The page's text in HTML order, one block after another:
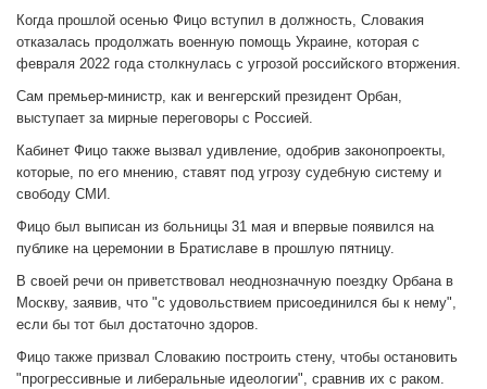
Когда прошлой осенью Фицо вступил в должность, Словакия
отказалась продолжать военную помощь Украине, которая с
февраля 2022 года столкнулась с угрозой российского вторжения.
Сам премьер-министр, как и венгерский президент Орбан,
выступает за мирные переговоры с Россией.
Кабинет Фицо также вызвал удивление, одобрив законопроекты,
которые, по его мнению, ставят под угрозу судебную систему и
свободу СМИ.
Фицо был выписан из больницы 31 мая и впервые появился на
публике на церемонии в Братиславе в прошлую пятницу.
В своей речи он приветствовал неоднозначную поездку Орбана в
Москву, заявив, что "с удовольствием присоединился бы к нему",
если бы тот был достаточно здоров.
Фицо также призвал Словакию построить стену, чтобы остановить
"прогрессивные и либеральные идеологии", сравнив их с раком.